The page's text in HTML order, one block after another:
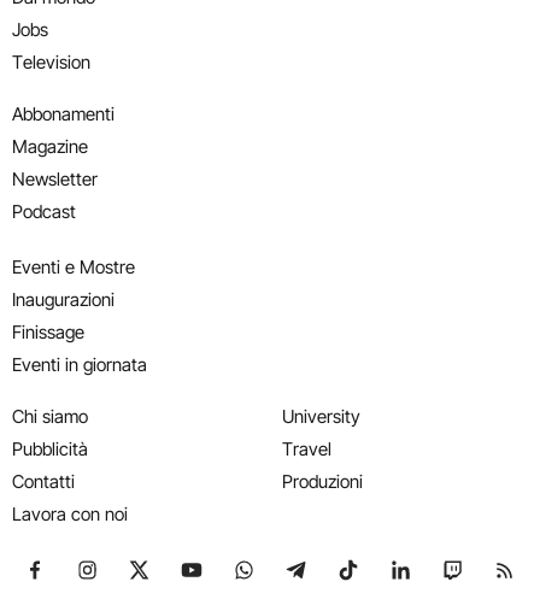
Jobs
Television
Abbonamenti
Magazine
Newsletter
Podcast
Eventi e Mostre
Inaugurazioni
Finissage
Eventi in giornata
Chi siamo
Pubblicità
Contatti
Lavora con noi
University
Travel
Produzioni
Seguici su Facebook
Seguici su Instagram
Seguici su X
Seguici su YouTube
Seguici su WhatsApp
Seguici su Telegram
Seguici su TikTok
Seguici su
Seguici